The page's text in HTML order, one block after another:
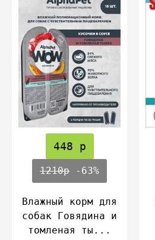
448 р
1210р -63%
Влажный корм для
собак Говядина и
томленая ты...